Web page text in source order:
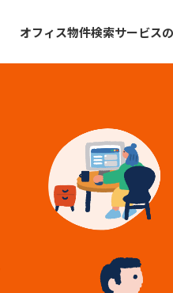
オフィス物件検索サービス